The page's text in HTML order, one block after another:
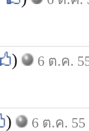
) 6 ต.ค.
) 6 ต.ค. 55